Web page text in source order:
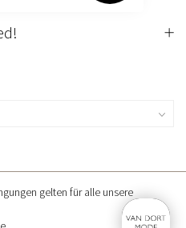
gelten für alle unsere